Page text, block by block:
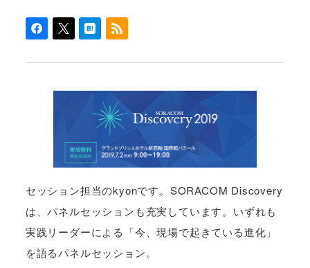
セッション担当のkyonです。SORACOM Discovery
は、パネルセッションも充実しています。いずれも
実践リーダーによる「今、現場で起きている進化」
を語るパネルセッション。